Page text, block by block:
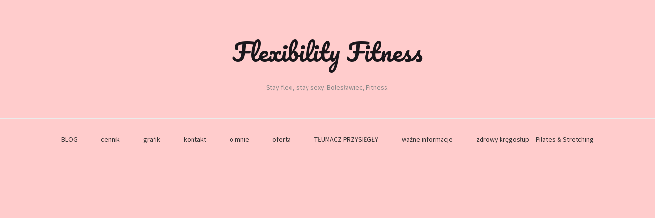
Flexibility Fitness
Stay flexi, stay sexy. Bolesławiec, Fitness.
BLOG cennik grafik kontakt o mnie oferta TŁUMACZ PRZYSIĘGŁY ważne informacje zdrowy kręgosłup – Pilates & Stretching